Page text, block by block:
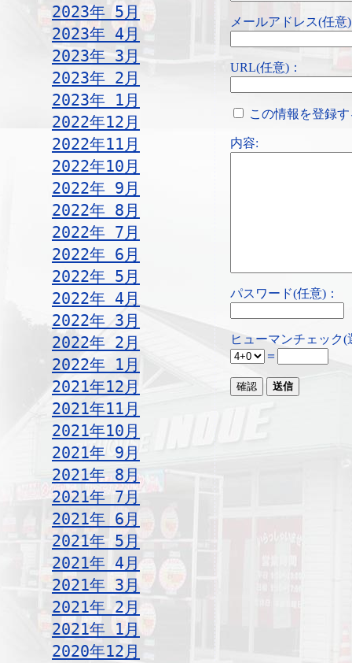
2023年 5月
2023年 4月
2023年 3月
2023年 2月
2023年 1月
2022年12月
2022年11月
2022年10月
2022年 9月
2022年 8月
2022年 7月
2022年 6月
2022年 5月
2022年 4月
2022年 3月
2022年 2月
2022年 1月
2021年12月
2021年11月
2021年10月
2021年 9月
2021年 8月
2021年 7月
2021年 6月
2021年 5月
2021年 4月
2021年 3月
2021年 2月
2021年 1月
2020年12月
メールアドレス(任意
URL(任意)：
この情報を登録
内容:
パスワード(任意)：
ヒューマンチェック
＝